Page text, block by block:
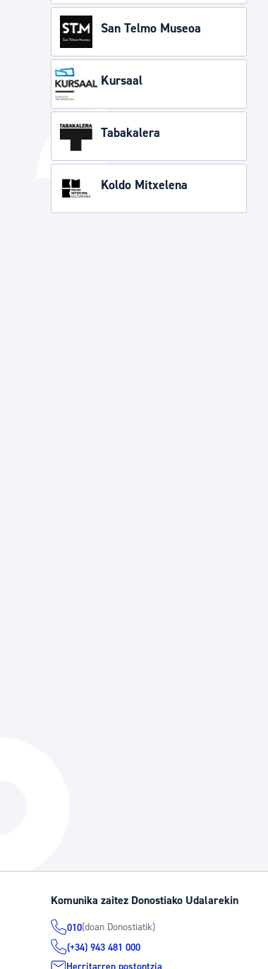
San Telmo Museoa
Kursaal
Tabakalera
Koldo Mitxelena
Komunika zaitez Donostiako Udalarekin
010(doan Donostiatik)
(+34) 943 481 000